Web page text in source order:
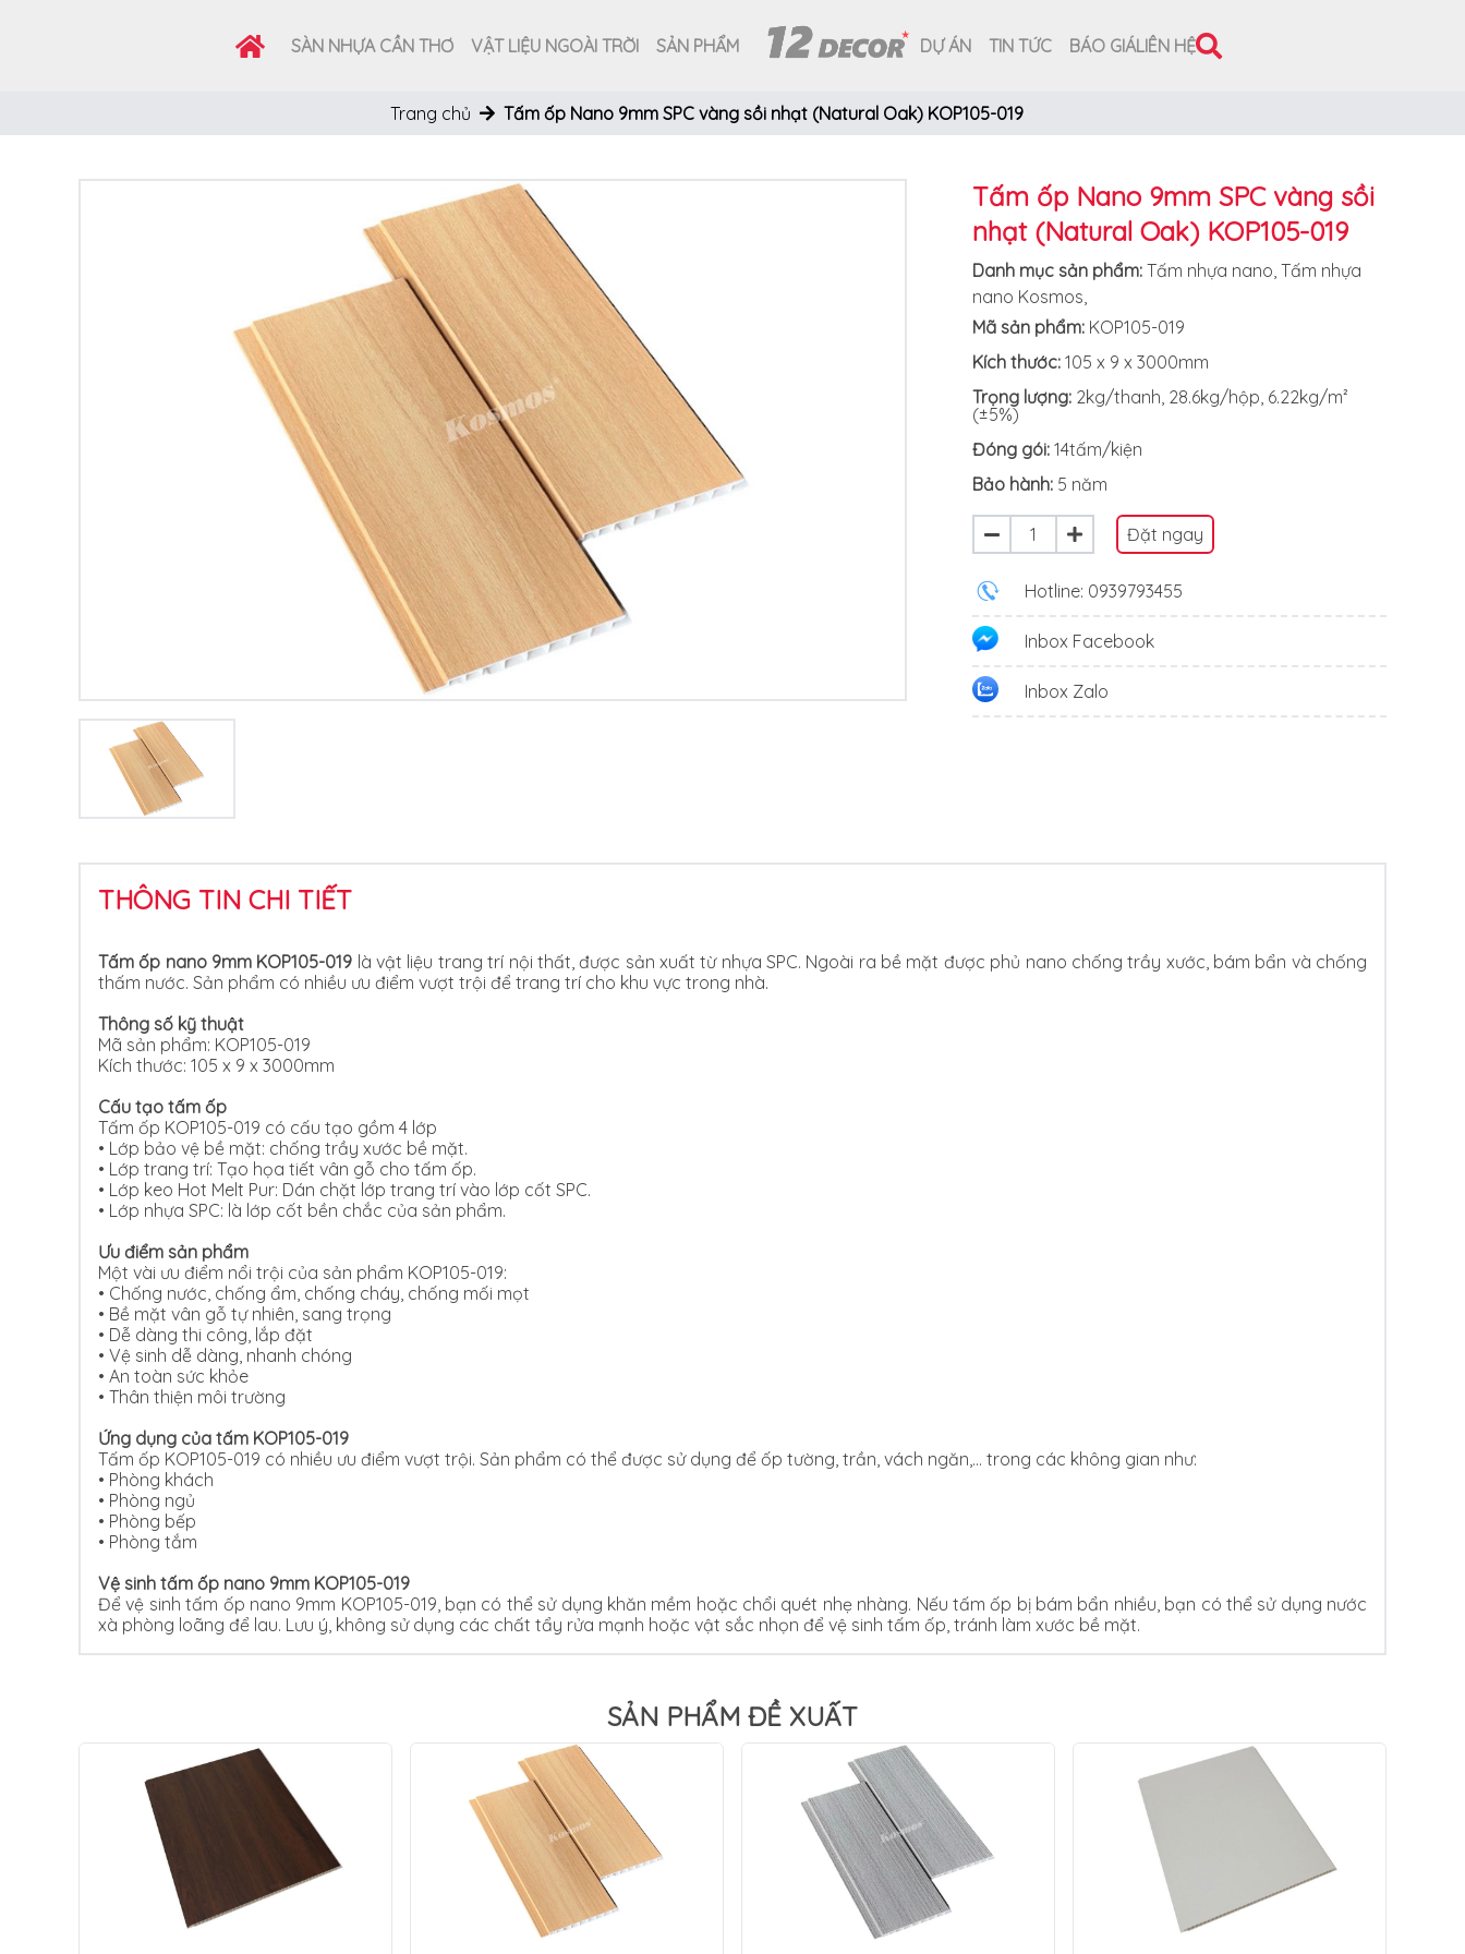
SÀN NHỰA CẦN THƠ VẬT LIỆU NGOÀI TRỜI SẢN PHẨM DỰ ÁN TIN TỨC BÁO GIÁLIÊN HỆ
Trang chủ Tấm ốp Nano 9mm SPC vàng sồi nhạt (Natural Oak) KOP105-019
Tấm ốp Nano 9mm SPC vàng sồi
nhạt (Natural Oak) KOP105-019
Danh mục sản phẩm: Tấm nhựa nano Tấm nhựa
nano Kosmos
Mã sản phẩm: KOP105-019
Kích thước: 105 x 9 x 3000mm
Trọng lượng: 2kg/thanh, 28.6kg/hộp, 6.22kg/m²
(±5%)
Đóng gói: 14tấm/kiện
Bảo hành: 5 năm
Đặt ngay
Hotline: 0939793455
Inbox Facebook
Inbox Zalo
THÔNG TIN CHI TIẾT
Tấm ốp nano 9mm KOP105-019 là vật liệu trang trí nội thất, được sản xuất từ nhựa SPC. Ngoài ra bề mặt được phủ nano chống trầy xước, bám bẩn và chống
thấm nước. Sản phẩm có nhiều ưu điểm vượt trội để trang trí cho khu vực trong nhà.
Thông số kỹ thuật
Mã sản phẩm: KOP105-019
Kích thước: 105 x 9 x 3000mm
Cấu tạo tấm ốp
Tấm ốp KOP105-019 có cấu tạo gồm 4 lớp
• Lớp bảo vệ bề mặt: chống trầy xước bề mặt.
• Lớp trang trí: Tạo họa tiết vân gỗ cho tấm ốp.
• Lớp keo Hot Melt Pur: Dán chặt lớp trang trí vào lớp cốt SPC.
• Lớp nhựa SPC: là lớp cốt bền chắc của sản phẩm.
Ưu điểm sản phẩm
Một vài ưu điểm nổi trội của sản phẩm KOP105-019:
• Chống nước, chống ẩm, chống cháy, chống mối mọt
• Bề mặt vân gỗ tự nhiên, sang trọng
• Dễ dàng thi công, lắp đặt
• Vệ sinh dễ dàng, nhanh chóng
• An toàn sức khỏe
• Thân thiện môi trường
Ứng dụng của tấm KOP105-019
Tấm ốp KOP105-019 có nhiều ưu điểm vượt trội. Sản phẩm có thể được sử dụng để ốp tường, trần, vách ngăn,… trong các không gian như:
• Phòng khách
• Phòng ngủ
• Phòng bếp
• Phòng tắm
Vệ sinh tấm ốp nano 9mm KOP105-019
Để vệ sinh tấm ốp nano 9mm KOP105-019, bạn có thể sử dụng khăn mềm hoặc chổi quét nhẹ nhàng. Nếu tấm ốp bị bám bẩn nhiều, bạn có thể sử dụng nước
xà phòng loãng để lau. Lưu ý, không sử dụng các chất tẩy rửa mạnh hoặc vật sắc nhọn để vệ sinh tấm ốp, tránh làm xước bề mặt.
SẢN PHẨM ĐỀ XUẤT